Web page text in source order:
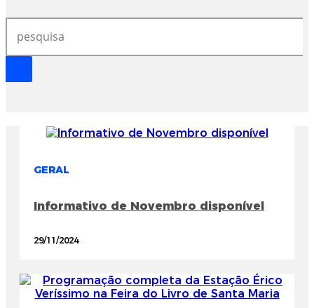
GERAL
Informativo de Novembro disponível
29/11/2024